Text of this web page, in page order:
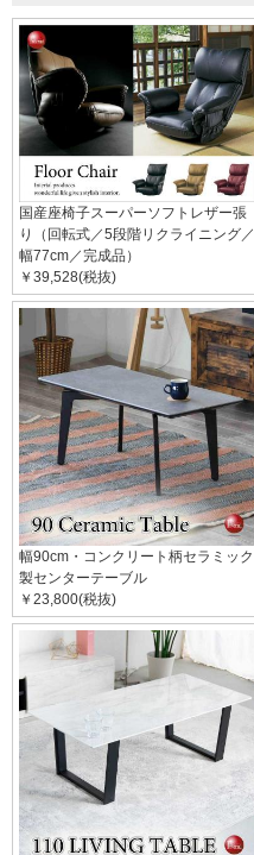
国産座椅子スーパーソフトレザー張
り（回転式／5段階リクライニング／
幅77cm／完成品）
￥39,528(税抜)
幅90cm・コンクリート柄セラミック
製センターテーブル
￥23,800(税抜)